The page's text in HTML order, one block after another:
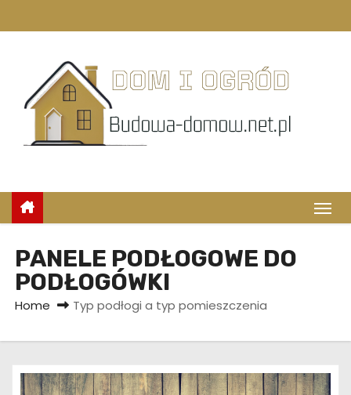
k
e
PANELE PODŁOGOWE DO
PODŁOGÓWKI
Home Typ podłogi a typ pomieszczenia